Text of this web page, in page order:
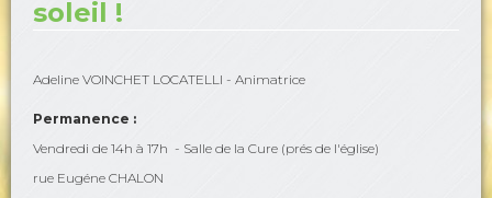
soleil !
Adeline VOINCHET LOCATELLI - Animatrice
Permanence :
Vendredi de 14h à 17h - Salle de la Cure (prés de l'église)
rue Eugéne CHALON